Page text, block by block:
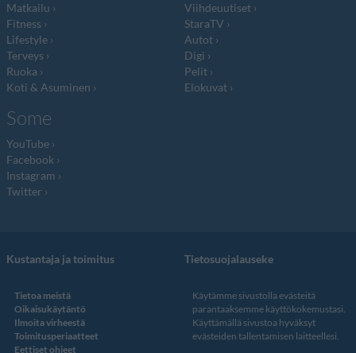
Matkailu
Fitness
Lifestyle
Terveys
Ruoka
Koti & Asuminen
Viihdeuutiset
StaraTV
Autot
Digi
Pelit
Elokuvat
Some
YouTube
Facebook
Instagram
Twitter
Kustantaja ja toimitus
Tietoa meistä
Oikaisukäytäntö
Ilmoita virheestä
Toimitusperiaatteet
Eettiset ohjeet
Tietosuojalauseke
Käytämme sivustolla evästeitä
parantaaksemme käyttökokemustasi.
Käyttämällä sivustoa hyväksyt
evästeiden tallentamisen laitteellesi.